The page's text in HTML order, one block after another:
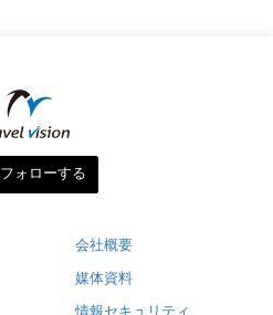
フォローする
会社概要
媒体資料
情報セキュリティ